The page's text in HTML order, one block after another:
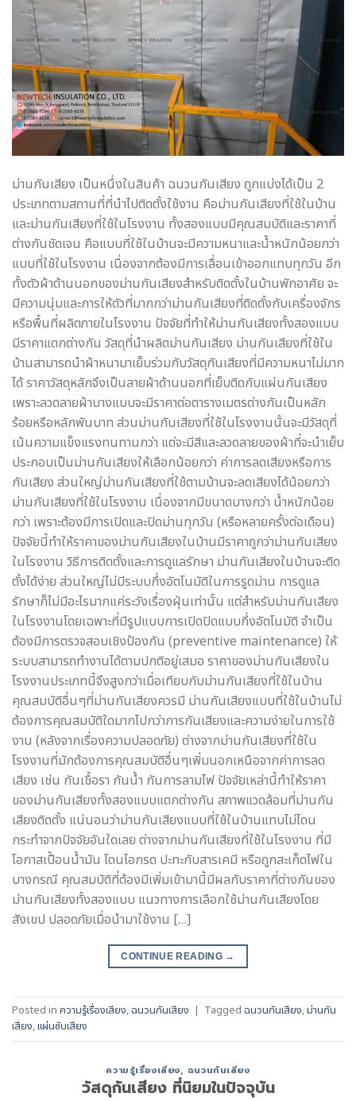
ม่านกันเสียง เป็นหนึ่งในสินค้า ฉนวนกันเสียง ถูกแบ่งได้เป็น 2
ประเภทตามสถานที่ที่นำไปติดตั้งใช้งาน คือม่านกันเสียงที่ใช้ในบ้าน
และม่านกันเสียงที่ใช้ในโรงงาน ทั้งสองแบบมีคุณสมบัติและราคาที่
ต่างกันชัดเจน คือแบบที่ใช้ในบ้านจะมีความหนาและน้ำหนักน้อยกว่า
แบบที่ใช้ในโรงงาน เนื่องจากต้องมีการเลื่อนเข้าออกแทบทุกวัน อีก
ทั้งตัวผ้าด้านนอกของม่านกันเสียงสำหรับติดตั้งในบ้านพักอาศัย จะ
มีความนุ่มและการให้ตัวที่มากกว่าม่านกันเสียงที่ติดตั้งกับเครื่องจักร
หรือพื้นที่ผลิตภายในโรงงาน ปัจจัยที่ทำให้ม่านกันเสียงทั้งสองแบบ
มีราคาแตกต่างกัน วัสดุที่นำผลิตม่านกันเสียง ม่านกันเสียงที่ใช้ใน
บ้านสามารถนำผ้าหนามาเย็บร่วมกับวัสดุกันเสียงที่มีความหนาไม่มาก
ได้ ราคาวัสดุหลักจึงเป็นลายผ้าด้านนอกที่เย็บติดกับแผ่นกันเสียง
เพราะลวดลายผ้าบางแบบจะมีราคาต่อตารางเมตรต่างกันเป็นหลัก
ร้อยหรือหลักพันบาท ส่วนม่านกันเสียงที่ใช้ในโรงงานนั้นจะมีวัสดุที่
เน้นความแข็งแรงทนทานกว่า แต่จะมีสีและลวดลายของผ้าที่จะนำเย็บ
ประกอบเป็นม่านกันเสียงให้เลือกน้อยกว่า ค่าการลดเสียงหรือการ
กันเสียง ส่วนใหญ่ม่านกันเสียงที่ใช้ตามบ้านจะลดเสียงได้น้อยกว่า
ม่านกันเสียงที่ใช้ในโรงงาน เนื่องจากมีขนาดบางกว่า น้ำหนักน้อย
กว่า เพราะต้องมีการเปิดและปิดม่านทุกวัน (หรือหลายครั้งต่อเดือน)
ปัจจัยนี้ทำให้ราคาของม่านกันเสียงในบ้านมีราคาถูกว่าม่านกันเสียง
ในโรงงาน วิธีการติดตั้งและการดูแลรักษา ม่านกันเสียงในบ้านจะติด
ตั้งได้ง่าย ส่วนใหญ่ไม่มีระบบกึ่งอัตโนมัติในการรูดม่าน การดูแล
รักษาก็ไม่มีอะไรมากแค่ระวังเรื่องฝุ่นเท่านั้น แต่สำหรับม่านกันเสียง
ในโรงงานโดยเฉพาะที่มีรูปแบบการเปิดปิดแบบกึ่งอัตโนมัติ จำเป็น
ต้องมีการตรวจสอบเชิงป้องกัน (preventive maintenance) ให้
ระบบสามารถทำงานได้ตามปกติอยู่เสมอ ราคาของม่านกันเสียงใน
โรงงานประเภทนี้จึงสูงกว่าเมื่อเทียบกับม่านกันเสียงที่ใช้ในบ้าน
คุณสมบัติอื่นๆที่ม่านกันเสียงควรมี ม่านกันเสียงแบบที่ใช้ในบ้านไม่
ต้องการคุณสมบัติใดมากไปกว่าการกันเสียงและความง่ายในการใช้
งาน (หลังจากเรื่องความปลอดภัย) ต่างจากม่านกันเสียงที่ใช้ใน
โรงงานที่มักต้องการคุณสมบัติอื่นๆเพิ่มนอกเหนือจากค่าการลด
เสียง เช่น กันเชื้อรา กันน้ำ กันการลามไฟ ปัจจัยเหล่านี้ทำให้ราคา
ของม่านกันเสียงทั้งสองแบบแตกต่างกัน สภาพแวดล้อมที่ม่านกัน
เสียงติดตั้ง แน่นอนว่าม่านกันเสียงแบบที่ใช้ในบ้านแทบไม่โดน
กระทำจากปัจจัยอันใดเลย ต่างจากม่านกันเสียงที่ใช้ในโรงงาน ที่มี
โอกาสเปื้อนน้ำมัน โดนไอกรด ปะทะกับสารเคมี หรือถูกสะเก็ดไฟใน
บางกรณี คุณสมบัติที่ต้องมีเพิ่มเข้ามานี้มีผลกับราคาที่ต่างกันของ
ม่านกันเสียงทั้งสองแบบ แนวทางการเลือกใช้ม่านกันเสียงโดย
สังเขป ปลอดภัยเมื่อนำมาใช้งาน […]
CONTINUE READING →
Posted in ความรู้เรื่องเสียง,ฉนวนกันเสียง | Tagged ฉนวนกันเสียง,ม่านกัน
เสียง,แผ่นซับเสียง
ความรู้เรื่องเสียง, ฉนวนกันเสียง
วัสดุกันเสียง ที่นิยมในปัจจุบัน